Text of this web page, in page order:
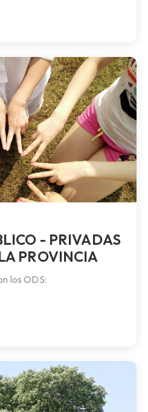
- PRIVADAS
PROVINCIA
los ODS: